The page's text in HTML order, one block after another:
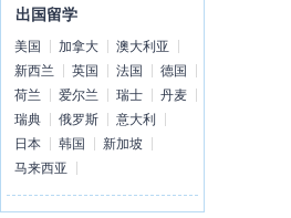
出国留学
美国 加拿大
澳大利亚
新西兰
英国 法国
德国
荷兰
爱尔兰 瑞士
丹麦
瑞典
俄罗斯
意大利
日本
韩国
新加坡
马来西亚